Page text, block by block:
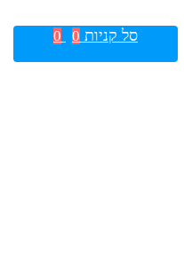
סל קניות 0
0